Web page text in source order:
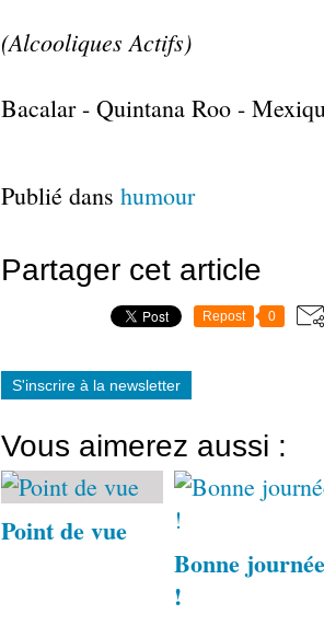
(Alcooliques Actifs)
Bacalar - Quintana Roo -
Publié dans humour
Partager cet article
Repost 0
S'inscrire à la newsletter
Vous aimerez aussi :
Point de vue
Bonne journée
!